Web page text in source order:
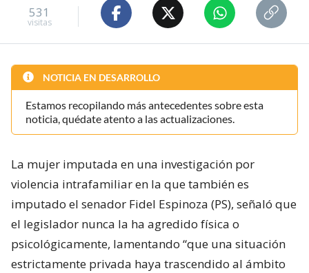
531
visitas
NOTICIA EN DESARROLLO
Estamos recopilando más antecedentes sobre esta
noticia, quédate atento a las actualizaciones.
La mujer imputada en una investigación por
violencia intrafamiliar en la que también es
imputado el senador Fidel Espinoza (PS), señaló que
el legislador nunca la ha agredido física o
psicológicamente, lamentando “que una situación
estrictamente privada haya trascendido al ámbito